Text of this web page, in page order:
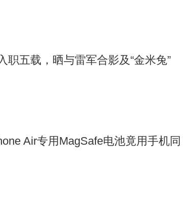
职五载，晒与雷军合影及“金米兔”
Air专用MagSafe电池竟用手机同